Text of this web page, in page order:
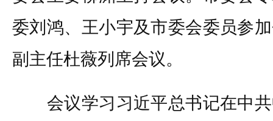
委刘鸿、王小宇及市委会委员参
副主任杜薇列席会议。
会议学习习近平总书记在中共